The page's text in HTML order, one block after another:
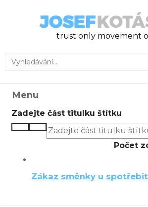
trust only movement
Menu
Zadejte část titulku štítku
Počet
Zákaz směnky u